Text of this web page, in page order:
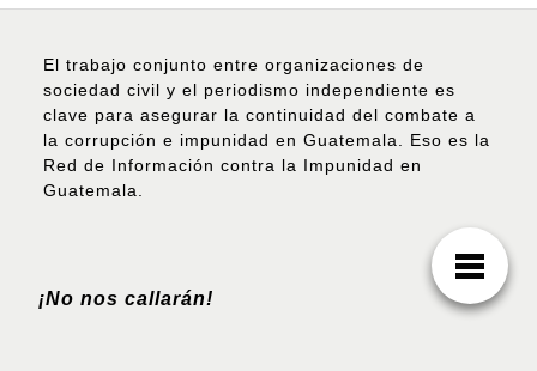
El trabajo conjunto entre organizaciones de
sociedad civil y el periodismo independiente es
clave para asegurar la continuidad del combate a
la corrupción e impunidad en Guatemala. Eso es la
Red de Información contra la Impunidad en
Guatemala.
¡No nos callarán!